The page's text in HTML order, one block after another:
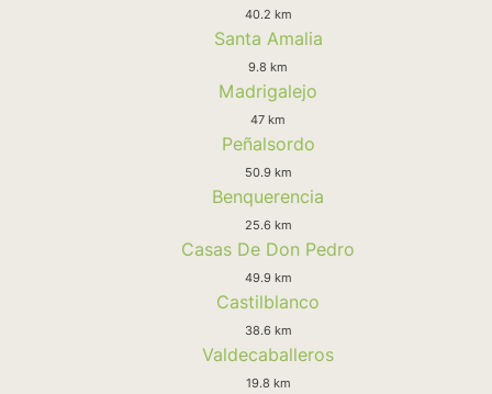
40.2 km
Santa Amalia
9.8 km
Madrigalejo
47 km
Peñalsordo
50.9 km
Benquerencia
25.6 km
Casas De Don Pedro
49.9 km
Castilblanco
38.6 km
Valdecaballeros
19.8 km